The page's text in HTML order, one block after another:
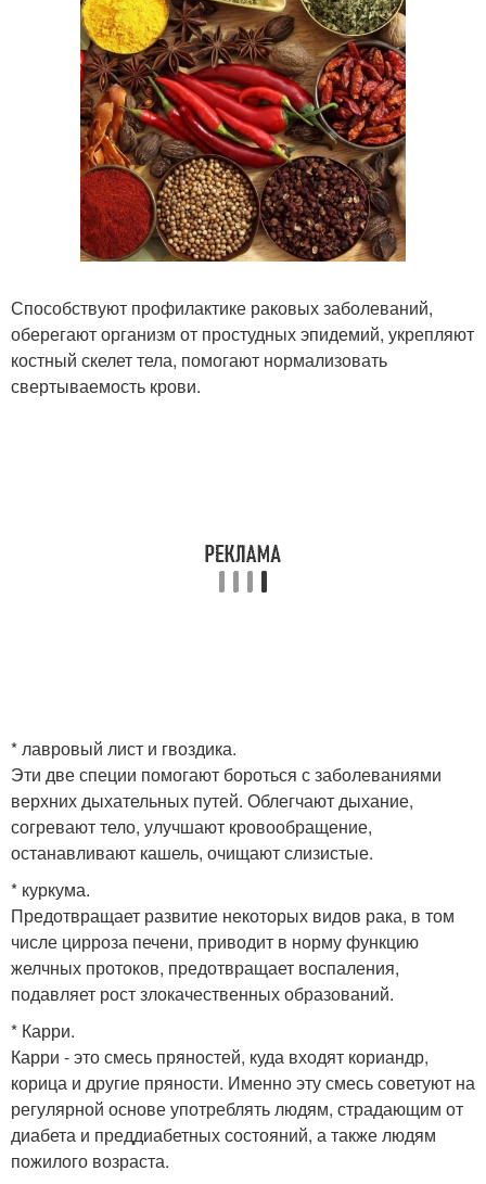
Способствуют профилактике раковых заболеваний,
оберегают организм от простудных эпидемий, укрепляют
костный скелет тела, помогают нормализовать
свертываемость крови.
* лавровый лист и гвоздика.
Эти две специи помогают бороться с заболеваниями
верхних дыхательных путей. Облегчают дыхание,
согревают тело, улучшают кровообращение,
останавливают кашель, очищают слизистые.
* куркума.
Предотвращает развитие некоторых видов рака, в том
числе цирроза печени, приводит в норму функцию
желчных протоков, предотвращает воспаления,
подавляет рост злокачественных образований.
* Карри.
Карри - это смесь пряностей, куда входят кориандр,
корица и другие пряности. Именно эту смесь советуют на
регулярной основе употреблять людям, страдающим от
диабета и преддиабетных состояний, а также людям
пожилого возраста.